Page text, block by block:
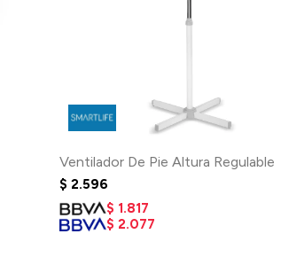
Ventilador De Pie Altura Regulable
$ 2.596
$ 1.817
$ 2.077